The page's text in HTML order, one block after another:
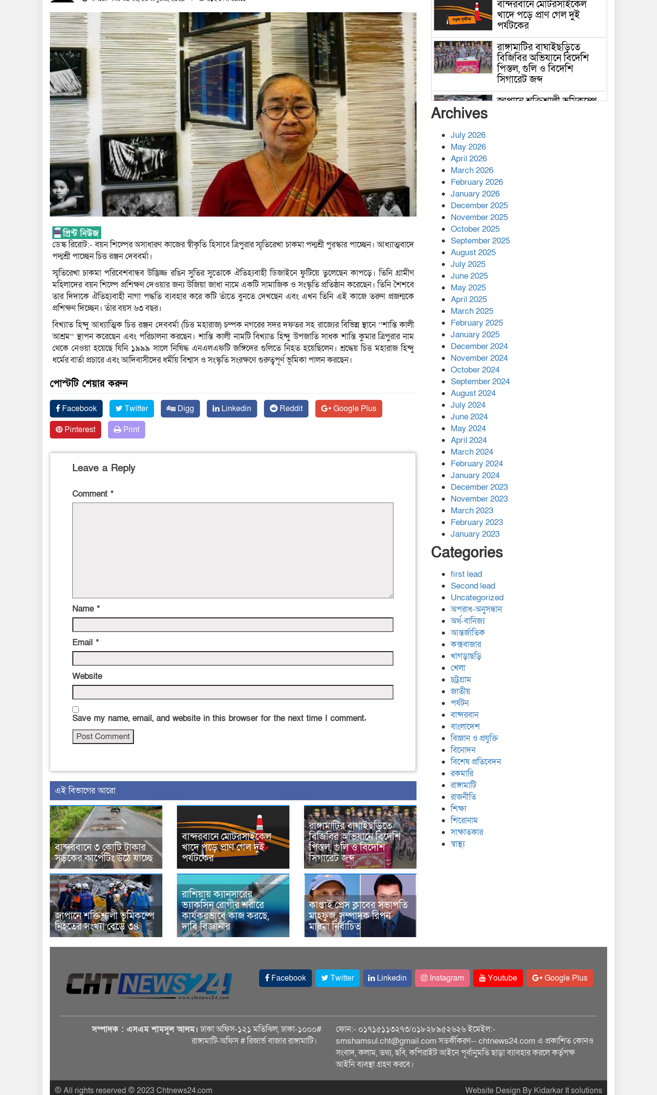
ডেস্ক রিরোট:- বয়ন শিল্পের অসাধারণ কাজের স্বীকৃতি হিসাবে ত্রিপুরার স্মৃতিরেখা চাকমা পদ্মশ্রী পুরস্কার পাচ্ছেন। আধ্যাত্মবাদে
পদ্মশ্রী পাচ্ছেন চিত্ত রঞ্জন দেববর্মা।
স্মৃতিরেখা চাকমা পরিবেশবান্ধব উদ্ভিজ্জ রঙিন সুতির সুতোকে ঐতিহ্যবাহী ডিজাইনে ফুটিয়ে তুলেছেন কাপড়ে। তিনি গ্রামীণ
মহিলাদের বয়ন শিল্পে প্রশিক্ষণ দেওয়ার জন্য উজিয়া জাধা নামে একটি সামাজিক ও সংস্কৃতি প্রতিষ্ঠান করেছেন। তিনি শৈশবে
তার দিদাকে ঐতিহ্যবাহী নাগা পদ্ধতি ব্যবহার করে কটি তাঁতে বুনতে দেখছেন এবং এখন তিনি এই কাজে তরুণ প্রজন্মকে
প্রশিক্ষণ দিচ্ছেন। তাঁর বয়স ৬৩ বছর।
বিখ্যাত হিন্দু আধ্যাত্মিক চিত্ত রঞ্জন দেববর্মা (চিত্ত মহারাজ) চম্পক নগরের সদর দফতর সহ রাজ্যের বিভিন্ন স্থানে ‘‘শান্তি কালী
আশ্রম’’ স্থাপন করেছেন এবং পরিচালনা করছেন। শান্তি কালী নামটি বিখ্যাত হিন্দু উপজাতি সাধক শান্তি কুমার ত্রিপুরার নাম
থেকে নেওয়া হয়েছে যিনি ১৯৯৯ সালে নিষিদ্ধ এনএলএফটি জঙ্গিদের গুলিতে নিহত হয়েছিলেন। শ্রদ্ধেয় চিত্ত মহারাজ হিন্দু
ধর্মের বার্তা প্রচারে এবং আদিবাসীদের ধর্মীয় বিশ্বাস ও সংস্কৃতি সংরক্ষণে গুরুত্বপূর্ণ ভূমিকা পালন করছেন।
পোস্টটি শেয়ার করুন
Facebook Twitter Digg Linkedin Reddit
Google Plus
Pinterest
Print
Leave a Reply
Comment *
Name *
Email *
Website
Save my name, email, and website in this browser for the next time I comment.
এই বিভাগের আরো
বান্দরবানে ৩ কোটি টাকার
সড়কের কার্পেটিং উঠে যাচ্ছে
বান্দরবানে মোটরসাইকেল
খাদে পড়ে প্রাণ গেল দুই
পর্যটকের
রাঙ্গামাটির বাঘাইছড়িতে
বিজিবির অভিযানে বিদেশি
পিস্তল, গুলি ও বিদেশি
সিগারেট জব্দ
জাপানে শক্তিশালী ভূমিকম্পে
নিহতের সংখ্যা বেড়ে ৩৪
রাশিয়ায় ক্যানসারের
ভ্যাকসিন রোগীর শরীরে
কার্যকরভাবে কাজ করছে,
দাবি বিজ্ঞানীর
কাপ্তাই প্রেস ক্লাবের সভাপতি
মাহফুজ, সম্পাদক রিপন
মারমা নির্বাচিত
বান্দরবানে মোটরসাইকেল
খাদে পড়ে প্রাণ গেল দুই
পর্যটকের
রাঙ্গামাটির বাঘাইছড়িতে
বিজিবির অভিযানে বিদেশি
পিস্তল, গুলি ও বিদেশি
সিগারেট জব্দ
জাপানে শক্তিশালী ভূমিকম্পে
কাপ্তাই প্রেস ক্লাবের সভাপতি
মাহফুজ, সম্পাদক রিপন মারমা
নির্বাচিত
মালয়েশিয়ার প্রধানমন্ত্রীকে চিঠি
দেয়ার পর ফোন তারেক
রহমানের,গ্যাস সঙ্কট
মোকাবিলায় সহায়তার আশ্বাস
এক বিলিয়ন ডলার বিনিয়োগ
হবে আনোয়ারায়
বান্দরবানে বন্যায় ক্ষতিগ্রস্তদের
মাঝে সহায়তা দিলেন সাচিং প্রু
জেরী
Archives
July 2026
May 2026
April 2026
March 2026
February 2026
January 2026
December 2025
November 2025
October 2025
September 2025
August 2025
July 2025
June 2025
May 2025
April 2025
March 2025
February 2025
January 2025
December 2024
November 2024
October 2024
September 2024
August 2024
July 2024
June 2024
May 2024
April 2024
March 2024
February 2024
January 2024
December 2023
November 2023
March 2023
February 2023
January 2023
Categories
first lead
Second lead
Uncategorized
অপরাধ-অনুসন্ধান
অর্থ-বানিজ্য
আন্তর্জাতিক
কক্সবাজার
খাগড়াছড়ি
খেলা
চট্রগ্রাম
জাতীয়
পর্যটন
বান্দরবান
বাংলাদেশ
বিজ্ঞান ও প্রযুক্তি
বিনোদন
বিশেষ প্রতিবেদন
রকমারি
রাঙ্গামাটি
রাজনীতি
শিক্ষা
শিরোনাম
সাক্ষাতকার
স্বাস্থ্য
Facebook Twitter Linkedin Instagram Youtube Google Plus
সম্পাদক : এসএম শামসুল আলম। ঢাকা অফিস-১২১ মতিঝিল, ঢাকা-১০০০#
রাঙ্গামাটি-অফিস # রিজার্ভ বাজার রাঙ্গামাটি।
ফোন:- ০১৭১৫১১৩২৭৩/০১৮২৮৯৫২৬২৬ ইমেইল:-
smshamsul.cht@gmail.com সতর্কীকরণ-- chtnews24.com এ প্রকাশিত কোনও
সংবাদ, কলাম, তথ্য, ছবি, কপিরাইট আইনে পূর্বানুমতি ছাড়া ব্যাবহার করলে কর্তৃপক্ষ
আইনি ব্যবস্থা গ্রহণ করবে।
© All rights reserved © 2023 Chtnews24.com Website Design By Kidarkar It solutions